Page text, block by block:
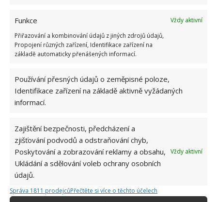
Funkce
Vždy aktivní
Přiřazování a kombinování údajů z jiných zdrojů údajů,
Propojení různých zařízení, Identifikace zařízení na
základě automaticky přenášených informací.
Používání přesných údajů o zeměpisné poloze,
Identifikace zařízení na základě aktivně vyžádaných
informací.
Zajištění bezpečnosti, předcházení a
zjišťování podvodů a odstraňování chyb,
Poskytování a zobrazování reklamy a obsahu,
Ukládání a sdělování voleb ochrany osobních
údajů.
Vždy aktivní
Správa 1811 prodejcůPřečtěte si více o těchto účelech
Přidejte svůj názor
Hana Musilová
Do redakce Bydlimeutulne.cz se
přidala během svých studií a práce
rozhodla zůstat. Její v...